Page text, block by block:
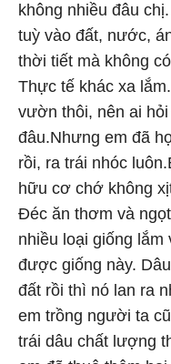
không nhiều đâu
tuỳ vào đất, nước,
thời tiết mà không
Thực tế khác xa
vườn thôi, nên ai
đâu.Nhưng em đã
rồi, ra trái nhóc
hữu cơ chớ không
Đéc ăn thơm và
nhiều loại giống lắm
được giống này.
đất rồi thì nó lan ra
em trồng người ta
trái dâu chất lượng